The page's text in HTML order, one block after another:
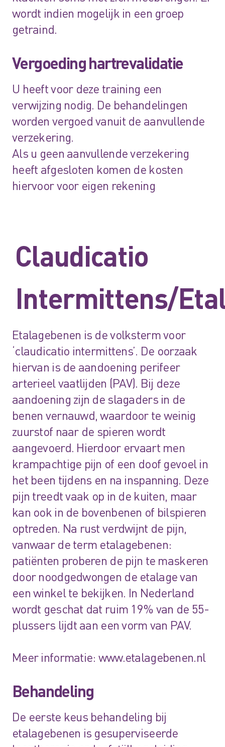
wordt indien mogelijk in een groep
getraind.
Vergoeding hartrevalidatie
U heeft voor deze training een
verwijzing nodig. De behandelingen
worden vergoed vanuit de aanvullende
verzekering.
Als u geen aanvullende verzekering
heeft afgesloten komen de kosten
hiervoor voor eigen rekening
Claudicatio
Intermittens/
Etalagebenen is de volksterm voor
‘claudicatio intermittens’. De oorzaak
hiervan is de aandoening perifeer
arterieel vaatlijden (PAV). Bij deze
aandoening zijn de slagaders in de
benen vernauwd, waardoor te weinig
zuurstof naar de spieren wordt
aangevoerd. Hierdoor ervaart men
krampachtige pijn of een doof gevoel in
het been tijdens en na inspanning. Deze
pijn treedt vaak op in de kuiten, maar
kan ook in de bovenbenen of bilspieren
optreden. Na rust verdwijnt de pijn,
vanwaar de term etalagebenen:
patiënten proberen de pijn te maskeren
door noodgedwongen de etalage van
een winkel te bekijken. In Nederland
wordt geschat dat ruim 19% van de 55-
plussers lijdt aan een vorm van PAV.
Meer informatie: www.etalagebenen.nl
Behandeling
De eerste keus behandeling bij
etalagebenen is gesuperviseerde